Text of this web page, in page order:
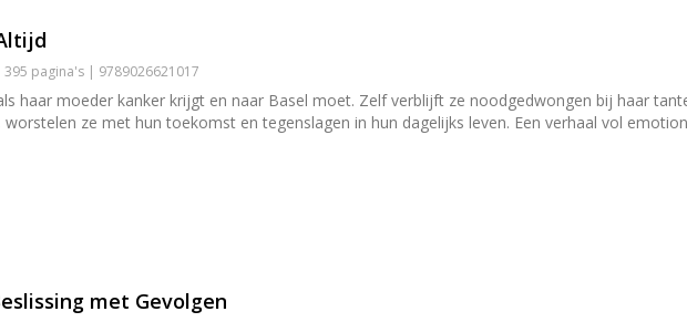
pagina's | 9789026621017
haar moeder kanker krijgt en naar Basel moet. Zelf verblijft ze noodgedwongen bij haar
ze met hun toekomst en tegenslagen in hun dagelijks leven. Een verhaal vol
met Gevolgen